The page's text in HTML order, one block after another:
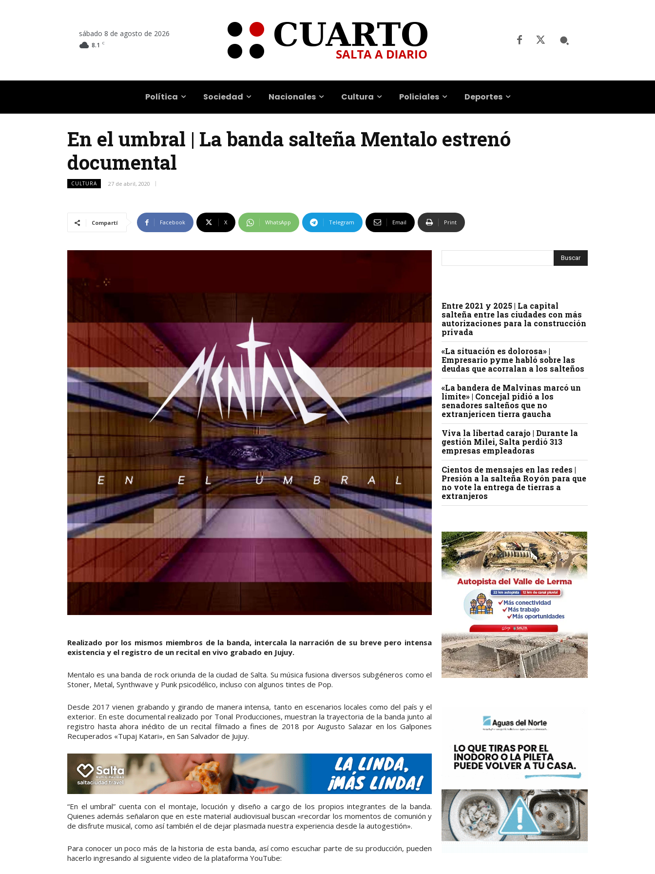
sábado 8 de agosto de 2026
8.1 C
Política Sociedad Nacionales Cultura Policiales Deportes
En el umbral | La banda salteña Mentalo estrenó
documental
CULTURA 27 de abril, 2020
Compartí Facebook X WhatsApp Telegram Email Print
Realizado por los mismos miembros de la banda, intercala la narración de su breve pero intensa
existencia y el registro de un recital en vivo grabado en Jujuy.
Mentalo es una banda de rock oriunda de la ciudad de Salta. Su música fusiona diversos subgéneros como el
Stoner, Metal, Synthwave y Punk psicodélico, incluso con algunos tintes de Pop.
Desde 2017 vienen grabando y girando de manera intensa, tanto en escenarios locales como del país y el
exterior. En este documental realizado por Tonal Producciones, muestran la trayectoria de la banda junto al
registro hasta ahora inédito de un recital filmado a fines de 2018 por Augusto Salazar en los Galpones
Recuperados «Tupaj Katari», en San Salvador de Jujuy.
“En el umbral” cuenta con el montaje, locución y diseño a cargo de los propios integrantes de la banda.
Quienes además señalaron que en este material audiovisual buscan «recordar los momentos de comunión y
de disfrute musical, como así también el de dejar plasmada nuestra experiencia desde la autogestión».
Para conocer un poco más de la historia de esta banda, así como escuchar parte de su producción, pueden
hacerlo ingresando al siguiente video de la plataforma YouTube:
Entre 2021 y 2025 | La capital
salteña entre las ciudades con más
autorizaciones para la construcción
privada
«La situación es dolorosa» |
Empresario pyme habló sobre las
deudas que acorralan a los salteños
«La bandera de Malvinas marcó un
límite» | Concejal pidió a los
senadores salteños que no
extranjericen tierra gaucha
Viva la libertad carajo | Durante la
gestión Milei, Salta perdió 313
empresas empleadoras
Cientos de mensajes en las redes |
Presión a la salteña Royón para que
no vote la entrega de tierras a
extranjeros